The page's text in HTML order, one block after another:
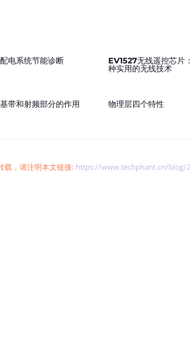
配电系统节能诊断
EV1527无线遥控芯片
种实用的无线技术
基带和射频部分的作用 物理层四个特性
载，请注明本文链接: https://www.techphant.cn/blog/